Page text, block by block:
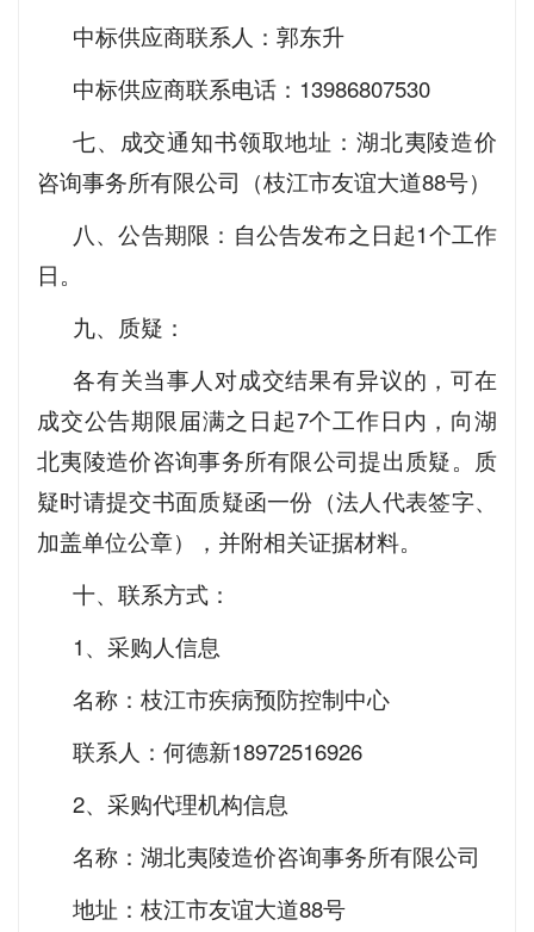
中标供应商联系人：郭东升
中标供应商联系电话：13986807530
七、成交通知书领取地址：湖北夷陵造价
咨询事务所有限公司（枝江市友谊大道88号）
八、公告期限：自公告发布之日起1个工作
日。
九、质疑：
各有关当事人对成交结果有异议的，可在
成交公告期限届满之日起7个工作日内，向湖
北夷陵造价咨询事务所有限公司提出质疑。质
疑时请提交书面质疑函一份（法人代表签字、
加盖单位公章），并附相关证据材料。
十、联系方式：
1、采购人信息
名称：枝江市疾病预防控制中心
联系人：何德新18972516926
2、采购代理机构信息
名称：湖北夷陵造价咨询事务所有限公司
地址：枝江市友谊大道88号